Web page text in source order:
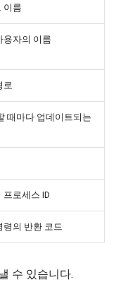
이름
용자의 이름
로
때마다 업데이트되는
프로세스 ID
령의 반환 코드
수 있습니다.